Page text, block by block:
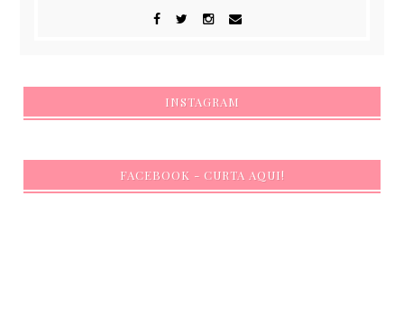
INSTAGRAM
FACEBOOK - CURTA AQUI!